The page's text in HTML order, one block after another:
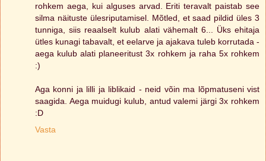
rohkem aega, kui alguses arvad. Eriti teravalt paistab see
silma näituste ülesriputamisel. Mõtled, et saad pildid üles 3
tunniga, siis reaalselt kulub alati vähemalt 6... Üks ehitaja
ütles kunagi tabavalt, et eelarve ja ajakava tuleb korrutada -
aega kulub alati planeeritust 3x rohkem ja raha 5x rohkem
:)
Aga konni ja lilli ja liblikaid - neid võin ma lõpmatuseni vist
saagida. Aega muidugi kulub, antud valemi järgi 3x rohkem
:D
Vasta